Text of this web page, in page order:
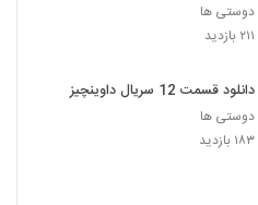
دوستی ها
۲۱۱ بازدید
دانلود قسمت 12 سریال داوینچیز
دوستی ها
۱۸۳ بازدید